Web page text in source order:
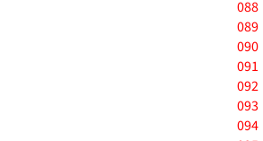
088
089
090
091
092
093
094